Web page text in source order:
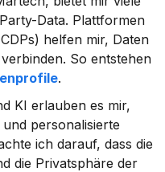
Data. Plattformen
helfen mir, Daten
So entstehen
.
KI erlauben es mir,
personalisierte
ich darauf, dass die
die Privatsphäre der